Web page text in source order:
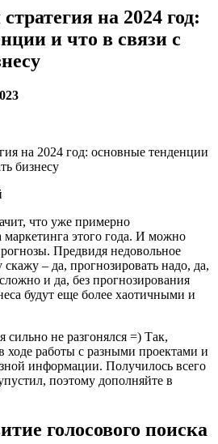
на 2024 год:
и что в связи с
что уже примерно
маркетинга этого года. И можно
Предвидя недовольное
– да, прогнозировать надо, да,
и да, без прогнозирования
будут еще более хаотичными и
не разгонялся =) Так,
ходе работы с разными проектами и
информации. Получилось всего
поэтому дополняйте в
голосового поиска